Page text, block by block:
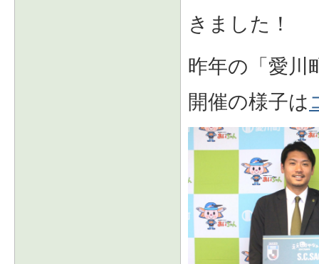
きました！
昨年の「愛川
開催の様子は